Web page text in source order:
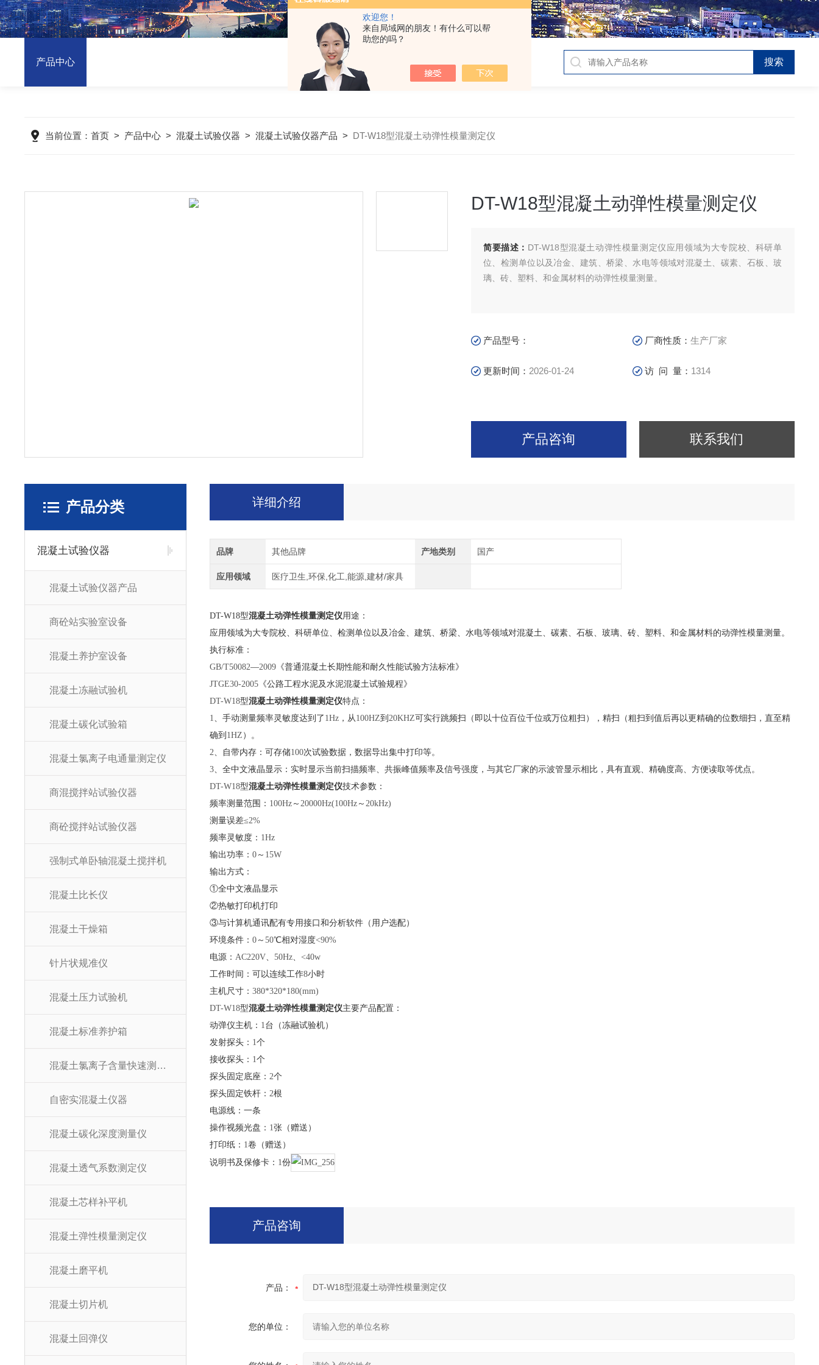
欢迎您！
来自局域网的朋友！有什么可以帮
助您的吗？
产品中心
当前位置：首页 > 产品中心 >混凝土试验仪器 >混凝土试验仪器产品 > DT-W18型混凝土动弹性模量测定仪
DT-W18型混凝土动弹性模量测定仪
简要描述： DT-W18型混凝土动弹性模量测定仪应用领域为大专院校、科研单
位、检测单位以及冶金、建筑、桥梁、水电等领域对混凝土、碳素、石板、玻
璃、砖、塑料、和金属材料的动弹性模量测量。
产品型号： 厂商性质：生产厂家
更新时间： 2026-01-24 访 问 量： 1314
产品咨询 联系我们
产品分类
混凝土试验仪器
混凝土试验仪器产品
商砼站实验室设备
混凝土养护室设备
混凝土冻融试验机
混凝土碳化试验箱
混凝土氯离子电通量测定仪
商混搅拌站试验仪器
商砼搅拌站试验仪器
强制式单卧轴混凝土搅拌机
混凝土比长仪
混凝土干燥箱
针片状规准仪
混凝土压力试验机
混凝土标准养护箱
混凝土氯离子含量快速测定仪
自密实混凝土仪器
混凝土碳化深度测量仪
混凝土透气系数测定仪
混凝土芯样补平机
混凝土弹性模量测定仪
混凝土磨平机
混凝土切片机
混凝土回弹仪
详细介绍
品牌 其他品牌 产地类别 国产
应用领域 医疗卫生,环保,化工,能源,建材/家具
DT-W18型混凝土动弹性模量测定仪用途：
应用领域为大专院校、科研单位、检测单位以及冶金、建筑、桥梁、水电等领域对混凝土、碳素、石板、玻璃、砖、塑料、和金属材料的动弹性模量测量。
执行标准：
GB/T50082—2009《普通混凝土长期性能和耐久性能试验方法标准》
JTGE30-2005《公路工程水泥及水泥混凝土试验规程》
DT-W18型混凝土动弹性模量测定仪特点：
1、手动测量频率灵敏度达到了 1Hz，从100HZ到 20KHZ可实行跳频扫（即以十位百位千位或万位粗扫），精扫（粗扫到值后再以更精确的位数细扫，直至精
确到 1HZ ）。
2、自带内存：可存储100次试验数据，数据导出集中打印等。
3、全中文液晶显示：实时显示当前扫描频率、共振峰值频率及信号强度，与其它厂家的示波管显示相比，具有直观、精确度高、方便读取等优点。
DT-W18型混凝土动弹性模量测定仪技术参数：
频率测量范围： 100Hz～ 20000Hz(100Hz～ 20kHz)
测量误差≤2%
频率灵敏度： 1Hz
输出功率： 0～ 15W
输出方式：
①全中文液晶显示
②热敏打印机打印
③与计算机通讯配有专用接口和分析软件（用户选配）
环境条件： 0～ 50℃相对湿度<90%
电源： AC220V、 50Hz、 <40w
工作时间：可以连续工作8小时
主机尺寸： 380*320*180(mm)
DT-W18型混凝土动弹性模量测定仪主要产品配置：
动弹仪主机： 1台（冻融试验机）
发射探头： 1个
接收探头： 1个
探头固定底座： 2个
探头固定铁杆： 2根
电源线：一条
操作视频光盘： 1张（赠送）
打印纸： 1卷（赠送）
说明书及保修卡： 1份
产品咨询
产品：
您的单位：